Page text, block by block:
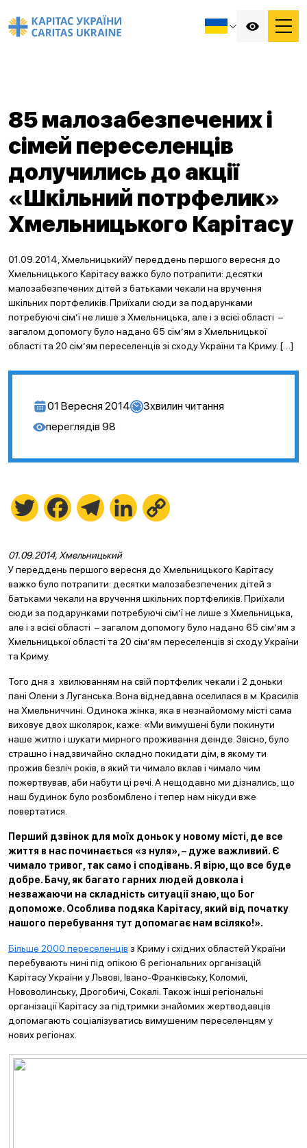
85 малозабезпечених і
сімей переселенців
долучились до акції
«Шкільний потрфелик»
Хмельницького Карітасу
01.09.2014, ХмельницькийУ переддень першого вересня до
Хмельницького Карітасу важко було потрапити: десятки
малозабезпечених дітей з батьками чекали на вручення
шкільних портфеликів. Приїхали сюди за подарунками
потребуючі сім’ї не лише з Хмельницька, але і з всієї області –
загалом допомогу було надано 65 сім’ям з Хмельницької
області та 20 сім’ям переселенців зі сходу України та Криму. […]
01 Вересня 2014 3хвилин читання
переглядів 98
Twitter FacebookTelegramLinkedIn
01.09.2014, Хмельницький
У переддень першого вересня до Хмельницького Карітасу
важко було потрапити: десятки малозабезпечених дітей з
батьками чекали на вручення шкільних портфеликів. Приїхали
сюди за подарунками потребуючі сім’ї не лише з Хмельницька,
але і з всієї області – загалом допомогу було надано 65 сім’ям з
Хмельницької області та 20 сім’ям переселенців зі сходу України
та Криму.
Того дня з хвилюванням на свій портфелик чекали і 2 доньки
пані Олени з Луганська. Вона віднедавна оселилася в м. Красилів
на Хмельниччині. Одинока жінка, яка в незнайомому місті сама
виховує двох школярок, каже: «Ми вимушені були покинути
наше житло і шукати мирного проживання деінде. Звісно, було
страшно і надзвичайно складно покидати дім, в якому ти
прожив безліч років, в який ти чимало вклав і чимало чим
пожертвував, аби набути ці речі. А нещодавно ми дізнались, що
наш будинок було розбомблено і тепер нам нікуди вже
повертатися.
Перший дзвінок для моїх доньок у новому місті, де все
життя в нас починається «з нуля», – дуже важливий. Є
чимало тривог, так само і сподівань. Я вірю, що все буде
добре. Бачу, як багато гарних людей довкола і
незважаючи на складність ситуації знаю, що Бог
допоможе. Особлива подяка Карітасу, який від початку
нашого перебування тут допомагає нам всіляко!».
Більше 2000 переселенців з Криму і східних областей України
перебувають нині під опікою 6 регіональних організацій
Карітасу України у Львові, Івано-Франківську, Коломиї,
Нововолинську, Дрогобичі, Сокалі. Також інші регіональні
організації Карітасу за підтримки знайомих жертводавців
допомагають соціалізуватись вимушеним переселенцям у
нових регіонах.